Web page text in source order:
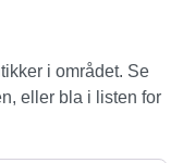
i området. Se
eller bla i listen for